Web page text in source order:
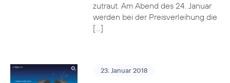
zutraut. Am Abend des 24. Januar
werden bei der Preisverleihung die
[…]
23. Januar 2018